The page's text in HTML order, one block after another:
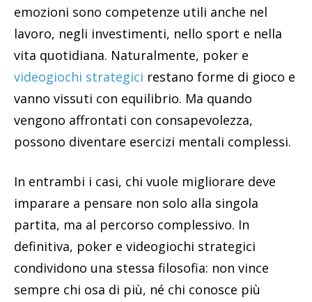
emozioni sono competenze utili anche nel
lavoro, negli investimenti, nello sport e nella
vita quotidiana. Naturalmente, poker e
videogiochi strategici restano forme di gioco e
vanno vissuti con equilibrio. Ma quando
vengono affrontati con consapevolezza,
possono diventare esercizi mentali complessi.
In entrambi i casi, chi vuole migliorare deve
imparare a pensare non solo alla singola
partita, ma al percorso complessivo. In
definitiva, poker e videogiochi strategici
condividono una stessa filosofia: non vince
sempre chi osa di più, né chi conosce più